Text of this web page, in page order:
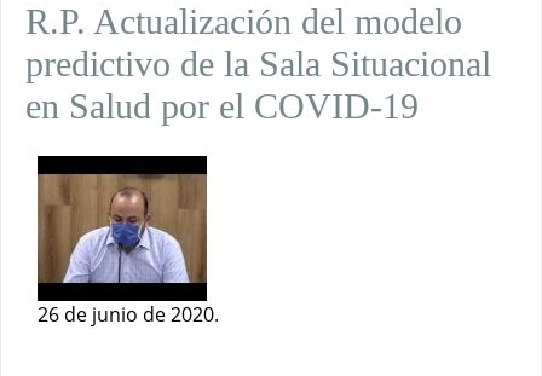
R.P. Actualización del modelo
predictivo de la Sala Situacional
en Salud por el COVID-19
26 de junio de 2020.